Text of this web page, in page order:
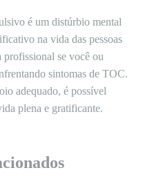
é um distúrbio mental
na vida das pessoas
profissional se você ou
sintomas de TOC.
adequado, é possível
plena e gratificante.